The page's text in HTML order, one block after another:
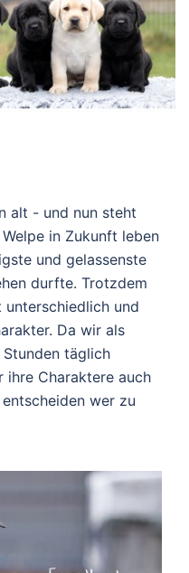
alt - und nun steht
in Zukunft leben
und gelassenste
durfte. Trotzdem
und
Da wir als
täglich
ihre Charaktere auch
wer zu